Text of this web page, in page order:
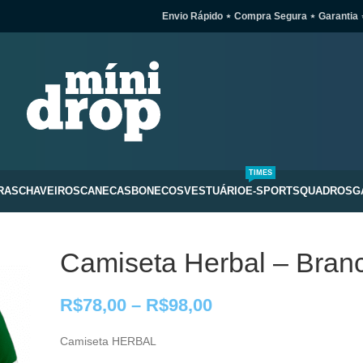
Envio Rápido ⋆ Compra Segura ⋆ Garantia
CHAVEIROSCANECAS BONECOSVESTUÁRIOE-SPORTS
TIMES
QUADROS
Camiseta Herbal –
R$78,00 – R$98,00
Camiseta HERBAL